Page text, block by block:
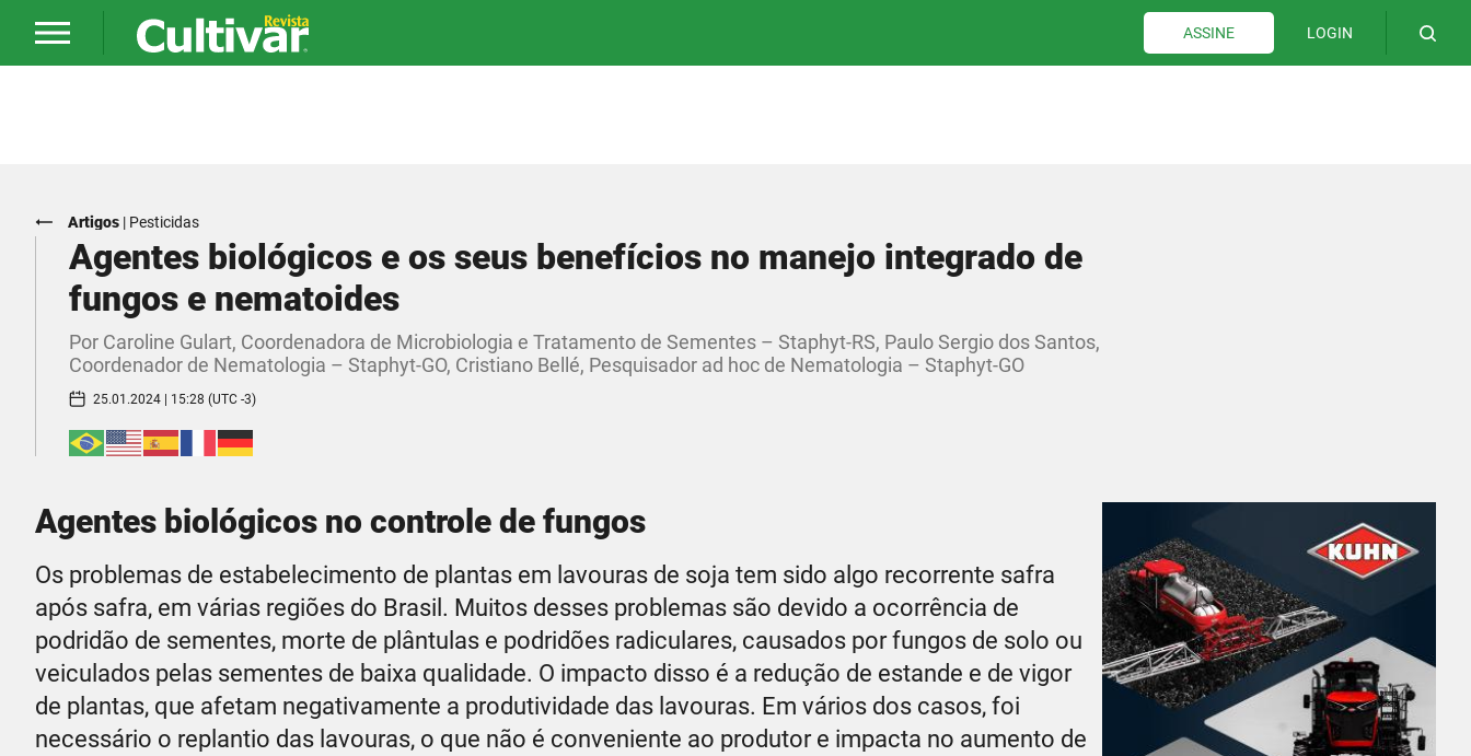
ASSINE LOGIN
Artigos | Pesticidas
Agentes biológicos e os seus benefícios no manejo integrado de
fungos e nematoides
Por Caroline Gulart, Coordenadora de Microbiologia e Tratamento de Sementes – Staphyt-RS, Paulo Sergio dos Santos,
Coordenador de Nematologia – Staphyt-GO, Cristiano Bellé, Pesquisador ad hoc de Nematologia – Staphyt-GO
25.01.2024 | 15:28 (UTC -3)
Agentes biológicos no controle de fungos
Os problemas de estabelecimento de plantas em lavouras de soja tem sido algo recorrente safra
após safra, em várias regiões do Brasil. Muitos desses problemas são devido a ocorrência de
podridão de sementes, morte de plântulas e podridões radiculares, causados por fungos de solo ou
veiculados pelas sementes de baixa qualidade. O impacto disso é a redução de estande e de vigor
de plantas, que afetam negativamente a produtividade das lavouras. Em vários dos casos, foi
necessário o replantio das lavouras, o que não é conveniente ao produtor e impacta no aumento de